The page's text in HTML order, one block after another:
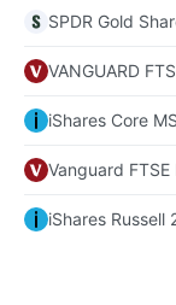
SPDR Gold
VANGUARD
iShares Core
Vanguard
iShares Russell